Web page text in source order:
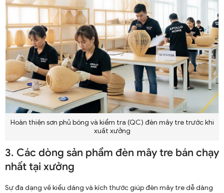
Hoàn thiện sơn phủ bóng và kiểm tra (QC) đèn mây tre trước khi
xuất xưởng
3. Các dòng sản phẩm đèn mây tre bán chạy
nhất tại xưởng
Sự đa dạng về kiểu dáng và kích thước giúp đèn mây tre dễ dàng